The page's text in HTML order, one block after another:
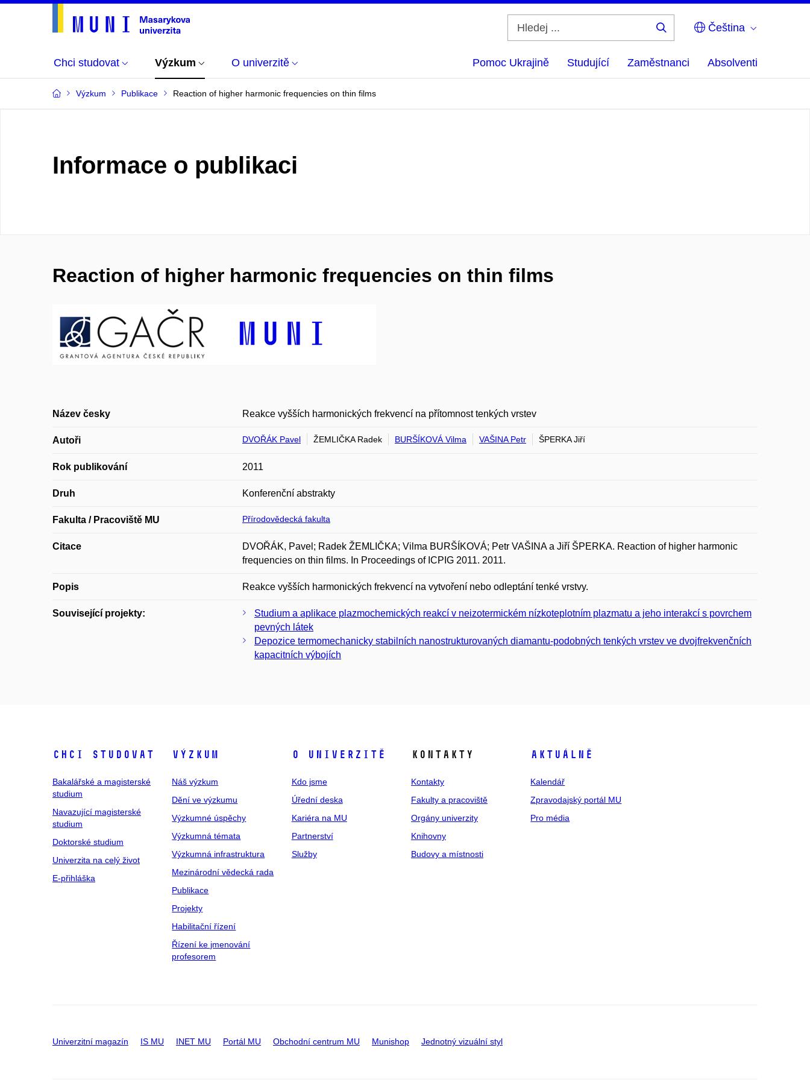
Čeština
Chci studovat Výzkum O univerzitě Pomoc Ukrajině Studující Zaměstnanci Absolventi
Výzkum Publikace Reaction of higher harmonic frequencies on thin films
Informace o publikaci
Reaction of higher harmonic frequencies on thin films
Název česky Reakce vyšších harmonických frekvencí na přítomnost tenkých vrstev
Autoři DVOŘÁK Pavel ŽEMLIČKA Radek BURŠÍKOVÁ Vilma VAŠINA Petr ŠPERKA Jiří
Rok publikování 2011
Druh Konferenční abstrakty
Fakulta / Pracoviště MU Přírodovědecká fakulta
Citace
DVOŘÁK, Pavel; Radek ŽEMLIČKA; Vilma BURŠÍKOVÁ; Petr VAŠINA a Jiří ŠPERKA. Reaction of higher harmonic
frequencies on thin films. In Proceedings of ICPIG 2011. 2011.
Popis Reakce vyšších harmonických frekvencí na vytvoření nebo odleptání tenké vrstvy.
Související projekty:
Studium a aplikace plazmochemických reakcí v neizotermickém nízkoteplotním plazmatu a jeho interakcí s povrchem
pevných látek
Depozice termomechanicky stabilních nanostrukturovaných diamantu-podobných tenkých vrstev ve dvojfrekvenčních
kapacitních výbojích
Chci studovat
Bakalářské a magisterské
studium
Navazující magisterské
studium
Doktorské studium
Univerzita na celý život
E-přihláška
Výzkum
Náš výzkum
Dění ve výzkumu
Výzkumné úspěchy
Výzkumná témata
Výzkumná infrastruktura
Mezinárodní vědecká rada
Publikace
Projekty
Habilitační řízení
Řízení ke jmenování
profesorem
O univerzitě
Kdo jsme
Úřední deska
Kariéra na MU
Partnerství
Služby
Kontakty
Kontakty
Fakulty a pracoviště
Orgány univerzity
Knihovny
Budovy a místnosti
Aktuálně
Kalendář
Zpravodajský portál MU
Pro média
Univerzitní magazín IS MU INET MU Portál MU Obchodní centrum MU Munishop Jednotný vizuální styl